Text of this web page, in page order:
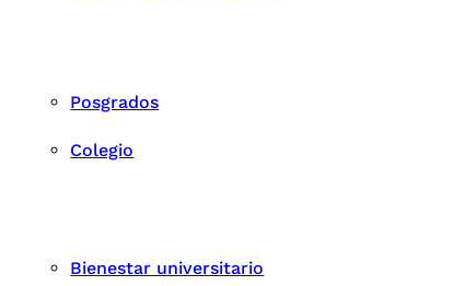
Posgrados
Colegio
Bienestar universitario